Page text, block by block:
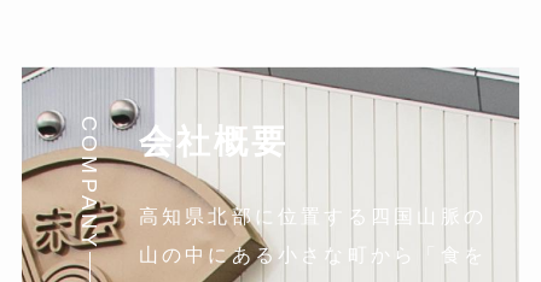
COMPANY 会社概要
高知県北部に位置する四国山脈の
山の中にある小さな町から「食を